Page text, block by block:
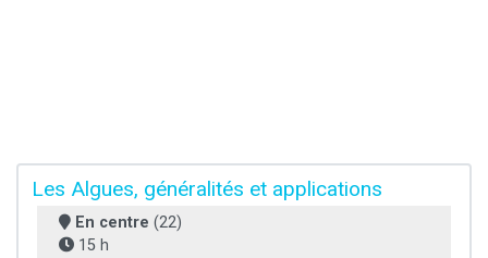
Les Algues, généralités et applications
En centre (22)
15 h